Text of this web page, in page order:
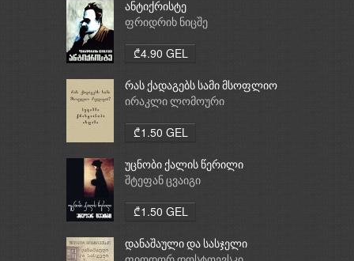
ანტიქრისტე
ფრიდრიხ ნიცშე
₾4.90 GEL
რას ქადაგებს სამი მსოფლიო
რელიგია: ბუდიზმი,
ირაკლი ლომოური
₾1.50 GEL
უცნობი ქალის წერილი
შტეფან ცვაიგი
₾1.50 GEL
დანაშაული და სასჯელი